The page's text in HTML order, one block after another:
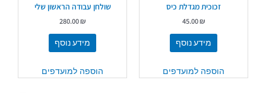
זכוכית מגדלת כיס
45.00₪
מידע נוסף
הוספה למועדפים
שולחן עבודה הראשון שלי
280.00₪
מידע נוסף
הוספה למועדפים